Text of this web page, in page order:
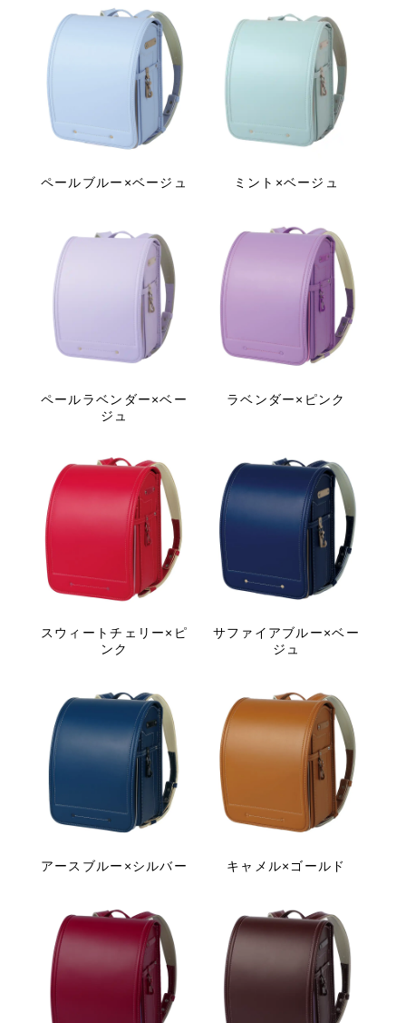
ペールブルー×ベージュ ミント×ベージュ
ペールラベンダー×ベー
ジュ
ラベンダー×ピンク
スウィートチェリー×ピ
ンク
サファイアブルー×ベー
ジュ
アースブルー×シルバー キャメル×ゴールド